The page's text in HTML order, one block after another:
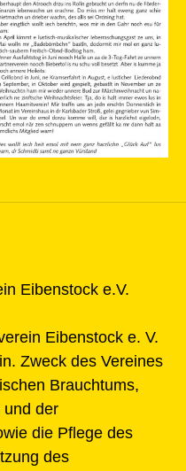
Eibenstock e.V.
Eibenstock e. V.
Zweck des Vereines
Brauchtums,
und der
die Pflege des
des